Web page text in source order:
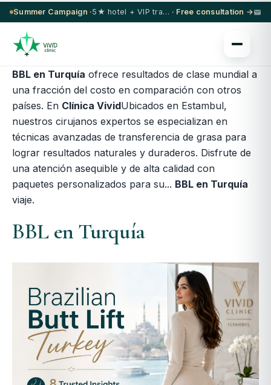
Summer Campaign · 5★ hotel + VIP transfer on select procedures · Free consultation →
BBL en Turquía ofrece resultados de clase mundial a
una fracción del costo en comparación con otros
países. En Clínica VividUbicados en Estambul,
nuestros cirujanos expertos se especializan en
técnicas avanzadas de transferencia de grasa para
lograr resultados naturales y duraderos. Disfrute de
una atención asequible y de alta calidad con
paquetes personalizados para su... BBL en Turquía
viaje.
BBL en Turquía